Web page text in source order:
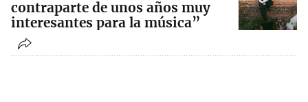
contraparte de unos años muy
interesantes para la música”